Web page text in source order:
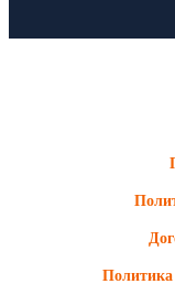
Политика